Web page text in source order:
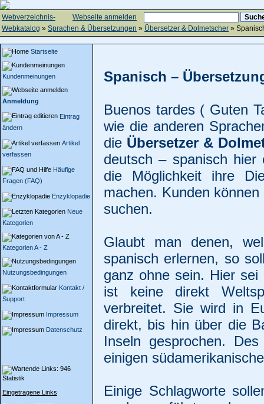
Webseite anmelden
Webverzeichnis-
Webkatalog » Sprachen & Übersetzungen » Übersetzer & Dolmetscher »
Startseite
Kundenmeinungen
Anmeldung
Eintrag
ändern
Artikel
verfassen
Häufige
Fragen (FAQ)
Enzyklopädie
Neue
Kategorien
Kategorien A - Z
Nutzungsbedingungen
Kontakt /
Support
Impressum
Datenschutz
Statistik
Eingetragene Links
Spanisch –
Buenos tardes ( Guten
wie die anderen
die Übersetzer &
deutsch – spanisch hier
die Möglichkeit ihre
machen. Kunden
suchen.
Glaubt man denen,
spanisch erlernen, so
ganz ohne sein. Hier sei
ist keine direkt
verbreitet. Sie wird in
direkt, bis hin über die
Inseln gesprochen.
einigen
Einige Schlagworte